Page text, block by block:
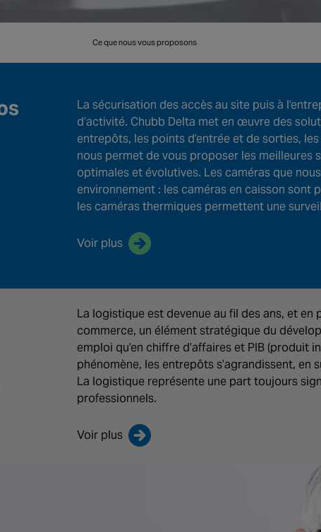
Ce que nous vous proposons
La sécurisation des accès au site puis à
d’activité. Chubb Delta met en œuvre des
entrepôts, les points d’entrée et de sorties,
nous permet de vous proposer les meilleures
optimales et évolutives. Les caméras que
environnement : les caméras en caisson sont
les caméras thermiques permettent une
Voir plus
La logistique est devenue au fil des ans, et en
commerce, un élément stratégique du
emploi qu’en chiffre d’affaires et PIB (produit
phénomène, les entrepôts s’agrandissent, en
La logistique représente une part toujours
professionnels.
Voir plus